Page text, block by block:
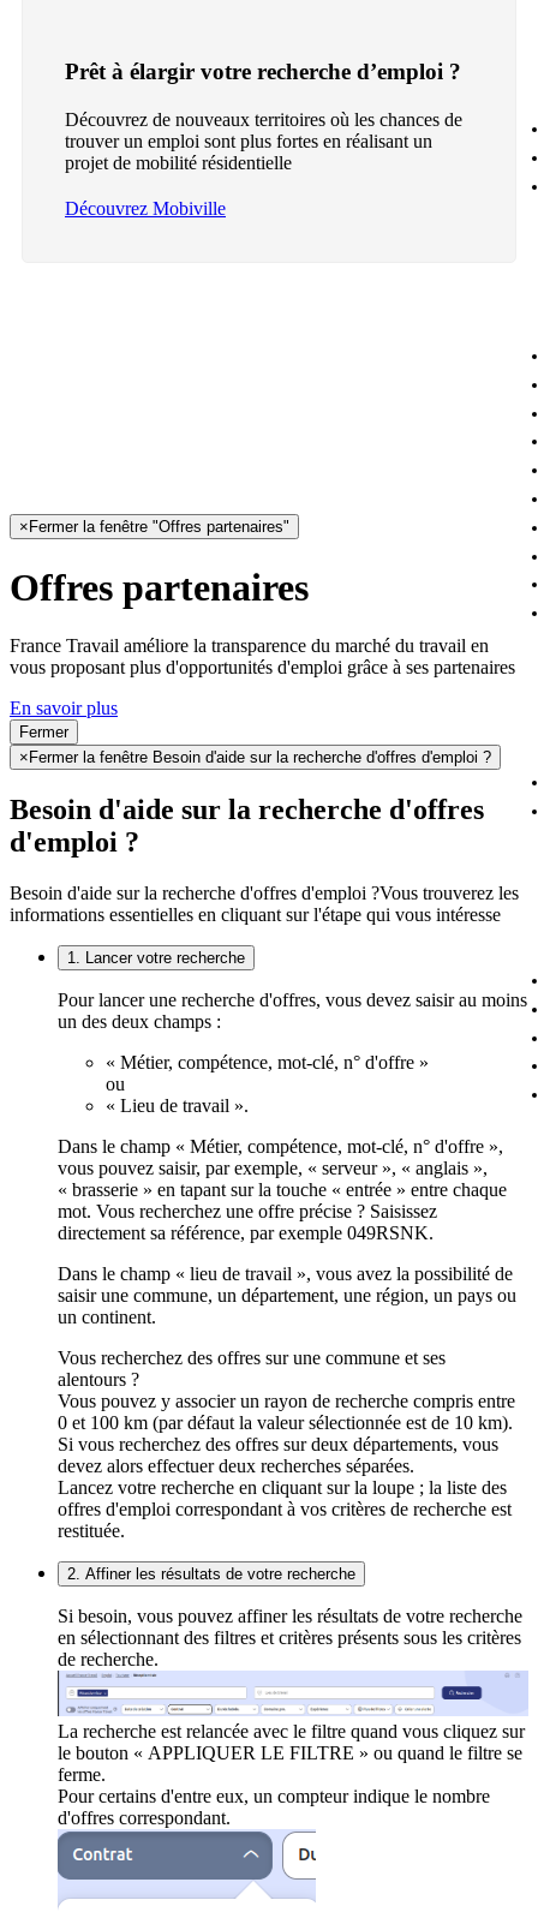
Prêt à élargir votre recherche d’emploi ?
Découvrez de nouveaux territoires où les chances de
trouver un emploi sont plus fortes en réalisant un
projet de mobilité résidentielle
Découvrez Mobiville
× Fermer la fenêtre "Offres partenaires"
Offres partenaires
France Travail améliore la transparence du marché du travail en
vous proposant plus d'opportunités d'emploi grâce à ses partenaires
En savoir plus
Fermer
× Fermer la fenêtre Besoin d'aide sur la recherche d'offres d'emploi ?
Besoin d'aide sur la recherche d'offres
d'emploi ?
Besoin d'aide sur la recherche d'offres d'emploi ?Vous trouverez les
informations essentielles en cliquant sur l'étape qui vous intéresse
1. Lancer votre recherche
Pour lancer une recherche d'offres, vous devez saisir au moins
un des deux champs :
« Métier, compétence, mot-clé, n° d'offre »
ou
« Lieu de travail ».
Dans le champ « Métier, compétence, mot-clé, n° d'offre »,
vous pouvez saisir, par exemple, « serveur », « anglais »,
« brasserie » en tapant sur la touche « entrée » entre chaque
mot. Vous recherchez une offre précise ? Saisissez
directement sa référence, par exemple 049RSNK.
Dans le champ « lieu de travail », vous avez la possibilité de
saisir une commune, un département, une région, un pays ou
un continent.
Vous recherchez des offres sur une commune et ses
alentours ?
Vous pouvez y associer un rayon de recherche compris entre
0 et 100 km (par défaut la valeur sélectionnée est de 10 km).
Si vous recherchez des offres sur deux départements, vous
devez alors effectuer deux recherches séparées.
Lancez votre recherche en cliquant sur la loupe ; la liste des
offres d'emploi correspondant à vos critères de recherche est
restituée.
2. Affiner les résultats de votre recherche
Si besoin, vous pouvez affiner les résultats de votre recherche
en sélectionnant des filtres et critères présents sous les critères
de recherche.
La recherche est relancée avec le filtre quand vous cliquez sur
le bouton « APPLIQUER LE FILTRE » ou quand le filtre se
ferme.
Pour certains d'entre eux, un compteur indique le nombre
d'offres correspondant.